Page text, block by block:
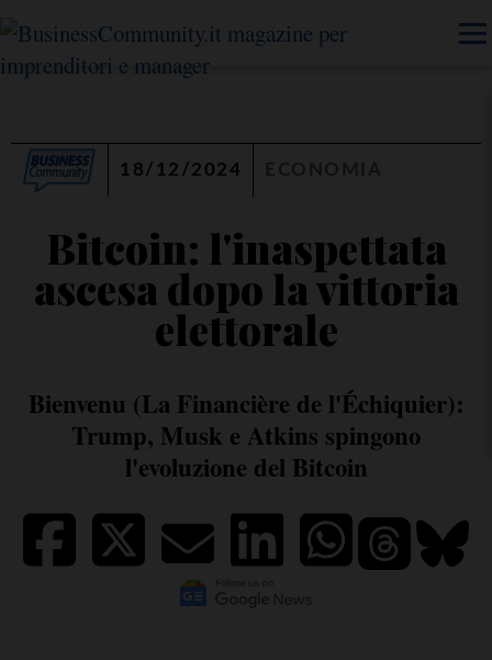
18/12/2024
Bitcoin: l'inaspettata
ascesa dopo la vittoria
elettorale
Bienvenu (La Financière de l'Échiquier):
Trump, Musk e Atkins spingono
l'evoluzione del Bitcoin